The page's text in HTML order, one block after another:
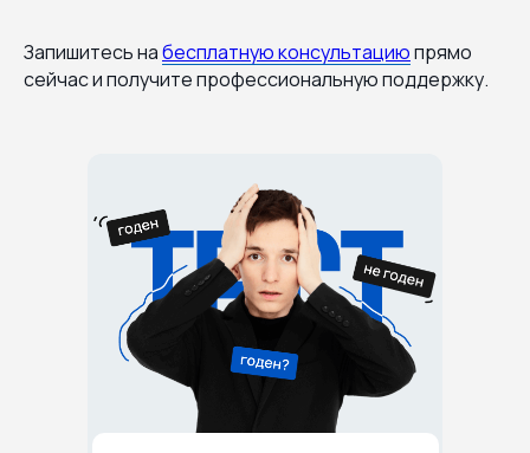
Запишитесь набесплатную консультациюпрямо
сейчас и получите профессиональную поддержку.